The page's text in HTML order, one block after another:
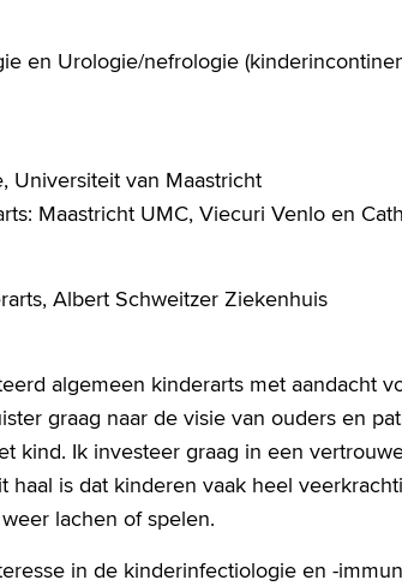
en Urologie/nefrologie
Universiteit van Maastricht
Maastricht UMC, Viecuri Venlo en
Albert Schweitzer Ziekenhuis
algemeen kinderarts met aandacht
graag naar de visie van ouders en
kind. Ik investeer graag in een
haal is dat kinderen vaak heel
lachen of spelen.
in de kinderinfectiologie en -